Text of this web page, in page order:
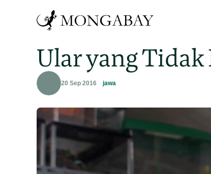
Ular yang
20 Sep 2016 jawa